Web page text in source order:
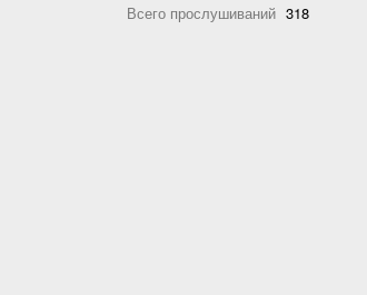
Всего прослушиваний 318